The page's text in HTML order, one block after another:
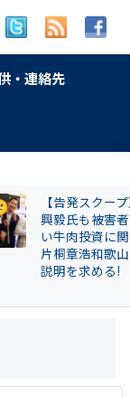
・連絡先
【告発スクープ】
興毅氏も被害者?
い牛肉投資に関与
片桐章浩和歌山県
説明を求める!